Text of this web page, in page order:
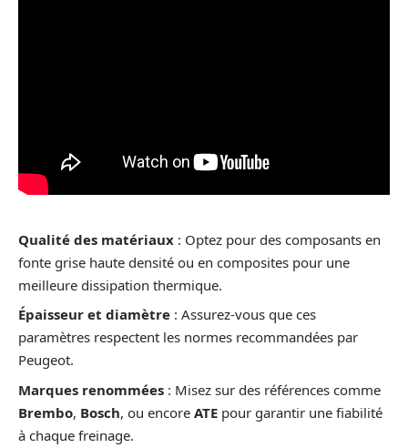
Qualité des matériaux : Optez pour des composants en
fonte grise haute densité ou en composites pour une
meilleure dissipation thermique.
Épaisseur et diamètre : Assurez-vous que ces
paramètres respectent les normes recommandées par
Peugeot.
Marques renommées : Misez sur des références comme
Brembo, Bosch, ou encore ATE pour garantir une fiabilité
à chaque freinage.